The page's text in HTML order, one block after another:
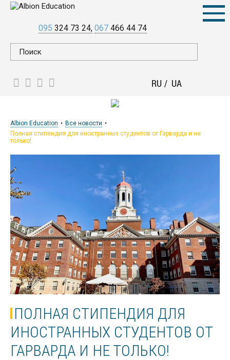
095 324 73 24 067 466 44 74
RU UA
Albion Education
Все новости
Полная стипендия для иностранных студентов от Гарварда и не
только!
ПОЛНАЯ СТИПЕНДИЯ ДЛЯ
ИНОСТРАННЫХ СТУДЕНТОВ ОТ
ГАРВАРДА И НЕ ТОЛЬКО!